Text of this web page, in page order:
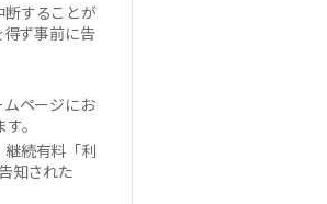
することが
ず事前に告
ページにお
。
続有料「利
知された